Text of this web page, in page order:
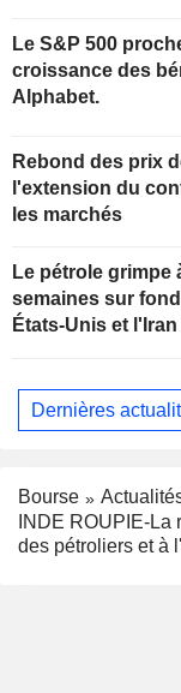
Le S&P 500
croissance des
Alphabet.
Rebond des prix
l'extension du
les marchés
Le pétrole grimpe
semaines sur
États-Unis et l'Iran
Dernières
Bourse
INDE ROUPIE-
des pétroliers et à